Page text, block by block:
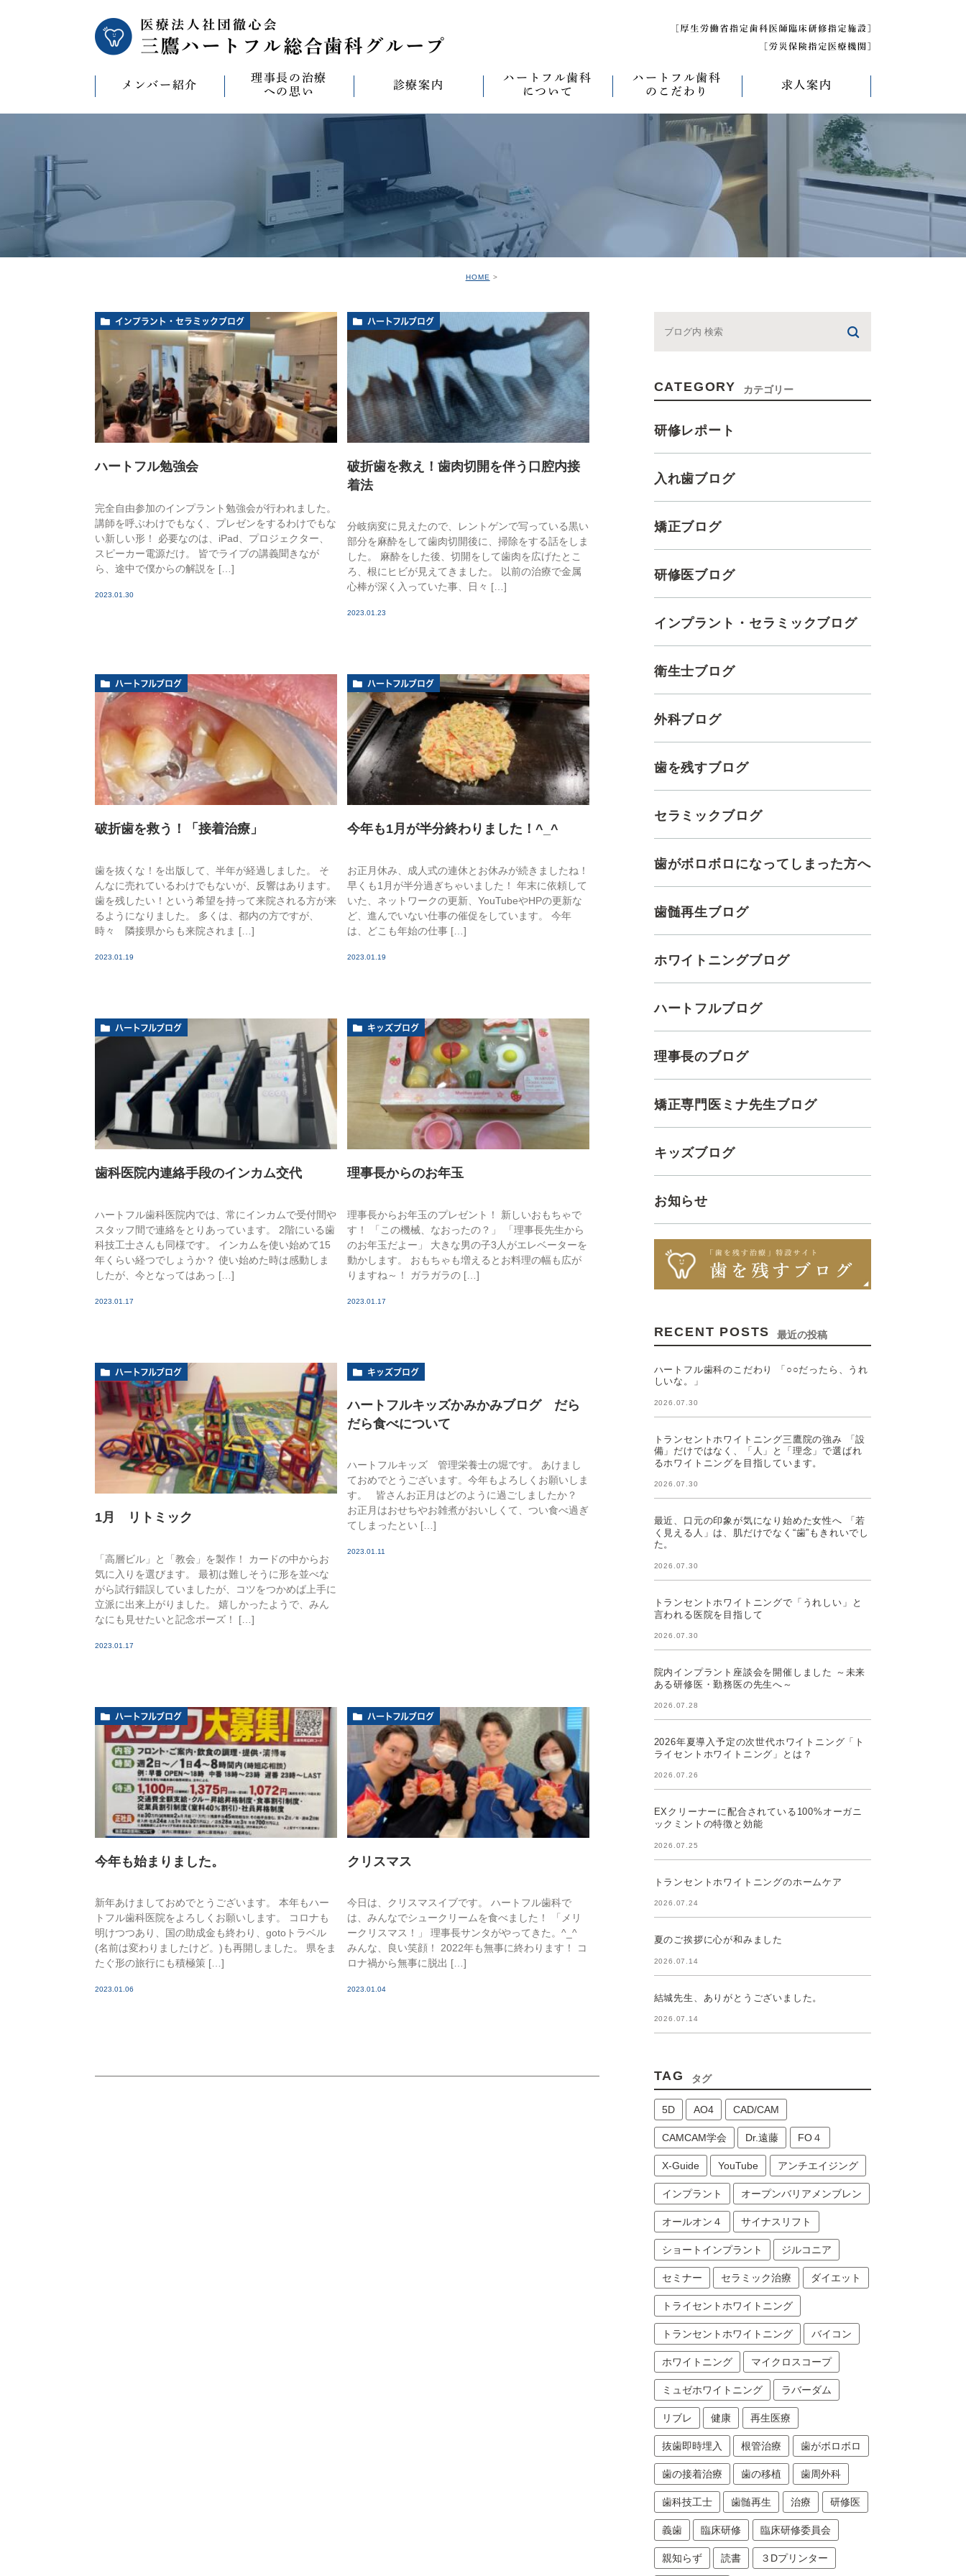
メンバー紹介
理事長の治療
への思い
CAD/CAM（オールセラミック治
療）への思い
バイコンインプラントへの思い
マウスピース型矯正装置（イン
ビザライン）への思い
診療案内
診療案内一覧
セラミック治療 ワンデイジルコニア治療
無菌化根管治療 予防・メンテナンス
インプラント オールオン4
睡眠時無呼吸症候群 口臭外来
ホワイトニング 訪問歯科診療
ハートフル歯科
について
ハートフルの治療
院内設備
ハートフル歯科
ハートフル歯科
のこだわり
なるべく痛くない治療
なるべく削らない治療
なるべく抜かない治療
なるべく短期間の治療
滅菌管理について
求人案内
求人募集について
研修医募集
HOME
インプラント・セラミックブログ
ハートフル勉強会
完全自由参加のインプラント勉強会が行われました。
講師を呼ぶわけでもなく、プレゼンをするわけでもな
い新しい形！ 必要なのは、iPad、プロジェクター、
スピーカー電源だけ。 皆でライブの講義聞きなが
ら、途中で僕からの解説を […]
2023.01.30
ハートフルブログ
破折歯を救え！歯肉切開を伴う口腔内接
着法
分岐病変に見えたので、レントゲンで写っている黒い
部分を麻酔をして歯肉切開後に、掃除をする話をしま
した。 麻酔をした後、切開をして歯肉を広げたとこ
ろ、根にヒビが見えてきました。 以前の治療で金属
心棒が深く入っていた事、日々 […]
2023.01.23
ハートフルブログ
破折歯を救う！「接着治療」
歯を抜くな！を出版して、半年が経過しました。 そ
んなに売れているわけでもないが、反響はあります。
歯を残したい！という希望を持って来院される方が来
るようになりました。 多くは、都内の方ですが、
時々 隣接県からも来院されま […]
2023.01.19
ハートフルブログ
今年も1月が半分終わりました！^_^
お正月休み、成人式の連休とお休みが続きましたね！
早くも1月が半分過ぎちゃいました！ 年末に依頼して
いた、ネットワークの更新、YouTubeやHPの更新な
ど、進んでいない仕事の催促をしています。 今年
は、どこも年始の仕事 […]
2023.01.19
ハートフルブログ
歯科医院内連絡手段のインカム交代
ハートフル歯科医院内では、常にインカムで受付間や
スタッフ間で連絡をとりあっています。 2階にいる歯
科技工士さんも同様です。 インカムを使い始めて15
年くらい経つでしょうか？ 使い始めた時は感動しま
したが、今となってはあっ […]
2023.01.17
キッズブログ
理事長からのお年玉
理事長からお年玉のプレゼント！ 新しいおもちゃで
す！ 「この機械、なおったの？」 「理事長先生から
のお年玉だよー」 大きな男の子3人がエレベーターを
動かします。 おもちゃも増えるとお料理の幅も広が
りますね～！ ガラガラの […]
2023.01.17
ハートフルブログ
1月 リトミック
「高層ビル」と「教会」を製作！ カードの中からお
気に入りを選びます。 最初は難しそうに形を並べな
がら試行錯誤していましたが、コツをつかめば上手に
立派に出来上がりました。 嬉しかったようで、みん
なにも見せたいと記念ポーズ！ […]
2023.01.17
キッズブログ
ハートフルキッズかみかみブログ だら
だら食べについて
ハートフルキッズ 管理栄養士の堀です。 あけまし
ておめでとうございます。今年もよろしくお願いしま
す。 皆さんお正月はどのように過ごしましたか？
お正月はおせちやお雑煮がおいしくて、つい食べ過ぎ
てしまったとい […]
2023.01.11
ハートフルブログ
今年も始まりました。
新年あけましておめでとうございます。 本年もハー
トフル歯科医院をよろしくお願いします。 コロナも
明けつつあり、国の助成金も終わり、gotoトラベル
(名前は変わりましたけど。)も再開しました。 県をま
たぐ形の旅行にも積極策 […]
2023.01.06
ハートフルブログ
クリスマス
今日は、クリスマスイブです。 ハートフル歯科で
は、みんなでシュークリームを食べました！ 「メリ
ークリスマス！」 理事長サンタがやってきた。^_^
みんな、良い笑顔！ 2022年も無事に終わります！ コ
ロナ禍から無事に脱出 […]
2023.01.04
CATEGORY カテゴリー
研修レポート
入れ歯ブログ
矯正ブログ
研修医ブログ
インプラント・セラミックブログ
衛生士ブログ
外科ブログ
歯を残すブログ
セラミックブログ
歯がボロボロになってしまった方へ
歯髄再生ブログ
ホワイトニングブログ
ハートフルブログ
理事長のブログ
矯正専門医ミナ先生ブログ
キッズブログ
お知らせ
RECENT POSTS 最近の投稿
ハートフル歯科のこだわり 「○○だったら、うれ
しいな。」
2026.07.30
トランセントホワイトニング三鷹院の強み 「設
備」だけではなく、「人」と「理念」で選ばれ
るホワイトニングを目指しています。
2026.07.30
最近、口元の印象が気になり始めた女性へ 「若
く見える人」は、肌だけでなく“歯”もきれいでし
た。
2026.07.30
トランセントホワイトニングで「うれしい」と
言われる医院を目指して
2026.07.30
院内インプラント座談会を開催しました ～未来
ある研修医・勤務医の先生へ～
2026.07.28
2026年夏導入予定の次世代ホワイトニング「ト
ライセントホワイトニング」とは？
2026.07.26
EXクリーナーに配合されている100%オーガニ
ックミントの特徴と効能
2026.07.25
トランセントホワイトニングのホームケア
2026.07.24
夏のご挨拶に心が和みました
2026.07.14
結城先生、ありがとうございました。
2026.07.14
TAG タグ
5D AO4 CAD/CAM
CAMCAM学会 Dr.遠藤 FO４
X-Guide YouTube アンチエイジング
インプラント オープンバリアメンブレン
オールオン４ サイナスリフト
ショートインプラント ジルコニア
セミナー セラミック治療 ダイエット
トライセントホワイトニング
トランセントホワイトニング バイコン
ホワイトニング マイクロスコープ
ミュゼホワイトニング ラバーダム
リブレ 健康 再生医療
抜歯即時埋入 根管治療 歯がボロボロ
歯の接着治療 歯の移植 歯周外科
歯科技工士 歯髄再生 治療 研修医
義歯 臨床研修 臨床研修委員会
親知らず 読書 ３Dプリンター